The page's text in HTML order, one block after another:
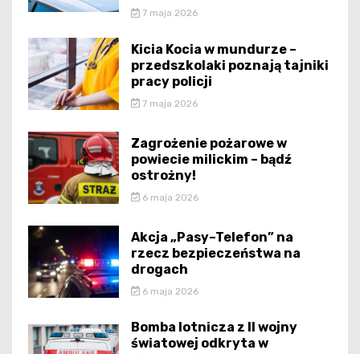
7 maja 2026
Kicia Kocia w mundurze –
przedszkolaki poznają tajniki
pracy policji
7 maja 2026
Zagrożenie pożarowe w
powiecie milickim – bądź
ostrożny!
6 maja 2026
Akcja „Pasy–Telefon” na
rzecz bezpieczeństwa na
drogach
6 maja 2026
Bomba lotnicza z II wojny
światowej odkryta w